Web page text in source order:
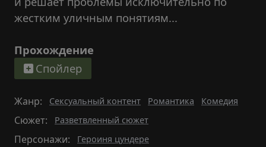
жестким уличным понятиям...
Прохождение
Спойлер
Жанр: Сексуальный контент Романтика Комедия
Сюжет: Разветвленный сюжет
Персонажи:
Героиня цундере